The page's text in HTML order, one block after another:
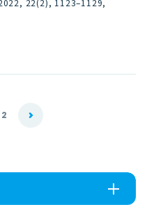
22(2), 1123–1129,
2